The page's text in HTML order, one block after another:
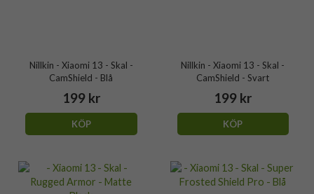
Nillkin - Xiaomi 13 - Skal -
CamShield - Blå
199 kr
KÖP
Nillkin - Xiaomi 13 - Skal -
CamShield - Svart
199 kr
KÖP